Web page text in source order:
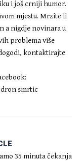
i još crniji humor.
mjestu. Mrzite li
a nigdje novinara u
problema više
kontaktirajte
35 minuta čekanja